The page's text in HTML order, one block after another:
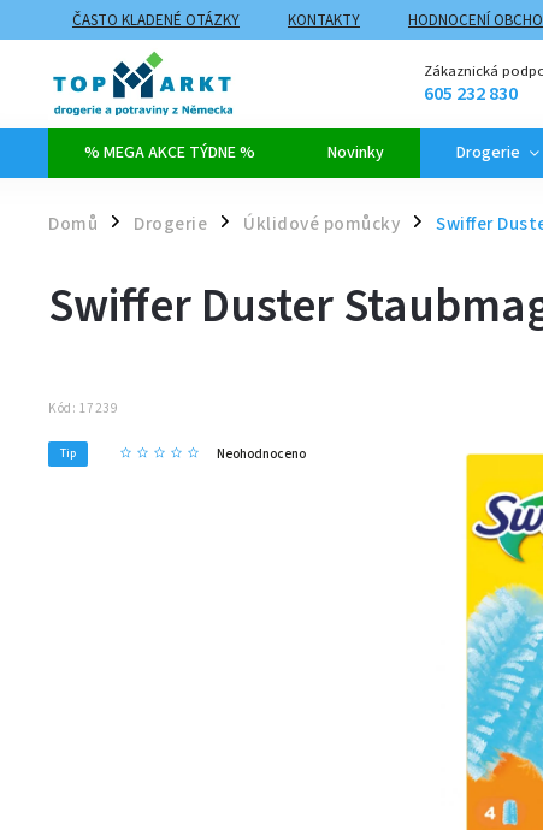
ČASTO KLADENÉ OTÁZKY KONTAKTY HODNOCENÍ
ZPŮSOBY DOPRAVY A PLATBY
Zákaznická
605 232 830
% MEGA AKCE TÝDNE % Novinky Drogerie
Domů / Drogerie / Úklidové pomůcky / Swiffer
Swiffer Duster
Kód: 17239
Tip Neohodnoceno